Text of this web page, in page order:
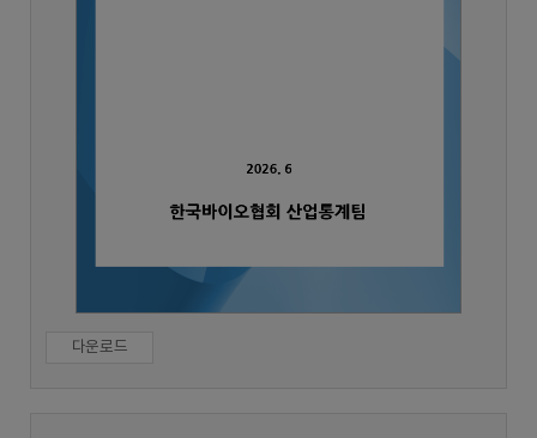
다운로드